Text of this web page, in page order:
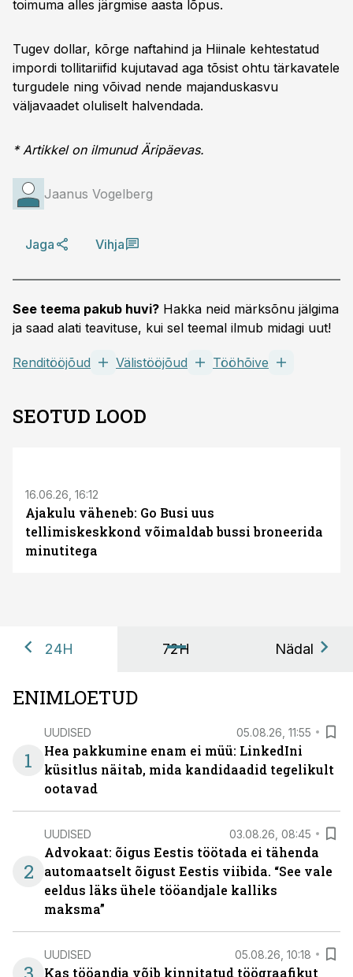
toimuma alles järgmise aasta lõpus.
Tugev dollar, kõrge naftahind ja Hiinale kehtestatud
impordi tollitariifid kujutavad aga tõsist ohtu tärkavatele
turgudele ning võivad nende majanduskasvu
väljavaadet oluliselt halvendada.
* Artikkel on ilmunud Äripäevas.
Jaanus Vogelberg
Jaga Vihja
See teema pakub huvi? Hakka neid märksõnu jälgima
ja saad alati teavituse, kui sel teemal ilmub midagi uut!
Renditööjõud Välistööjõud Tööhõive
SEOTUD LOOD
16.06.26, 16:12
Ajakulu väheneb: Go Busi uus
tellimiskeskkond võimaldab bussi broneerida
minutitega
24H 72H Nädal
ENIMLOETUD
1
UUDISED 05.08.26, 11:55
Hea pakkumine enam ei müü: LinkedIni
küsitlus näitab, mida kandidaadid tegelikult
ootavad
2
UUDISED 03.08.26, 08:45
Advokaat: õigus Eestis töötada ei tähenda
automaatselt õigust Eestis viibida. “See vale
eeldus läks ühele tööandjale kalliks
maksma”
UUDISED 05.08.26, 10:18
Kas tööandja võib kinnitatud töögraafikut